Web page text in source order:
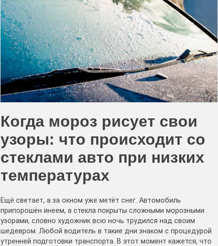
Когда мороз рисует свои
узоры: что происходит со
стеклами авто при низких
температурах
Ещё светает, а за окном уже метёт снег. Автомобиль
припорошён инеем, а стекла покрыты сложными морозными
узорами, словно художник всю ночь трудился над своим
шедевром. Любой водитель в такие дни знаком с процедурой
утренней подготовки транспорта. В этот момент кажется, что